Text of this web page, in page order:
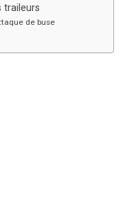
traileurs
de buse